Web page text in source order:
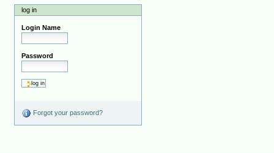
log in
Login Name
Password
Forgot your password?